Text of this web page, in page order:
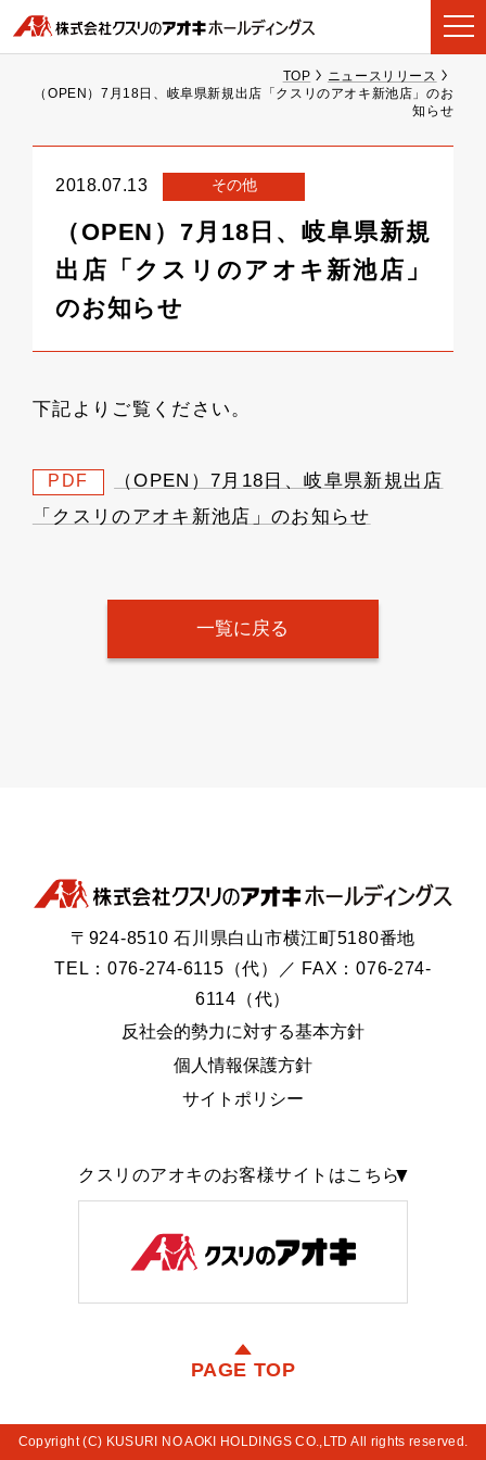
TOP
ニュースリリース
（OPEN）7月18日、岐阜県新規出店「クスリのアオキ新池店」のお
知らせ
2018.07.13 その他
（OPEN）7月18日、岐阜県新規
出店「クスリのアオキ新池店」
のお知らせ
下記よりご覧ください。
PDF
（OPEN）7月18日、岐阜県新規出店
「クスリのアオキ新池店」のお知らせ
一覧に戻る
〒924-8510 石川県白山市横江町5180番地
TEL：076-274-6115（代）／ FAX：076-274-
6114（代）
反社会的勢力に対する基本方針
個人情報保護方針
サイトポリシー
クスリのアオキのお客様サイトはこちら
PAGE TOP
Copyright (C) KUSURI NO AOKI HOLDINGS CO.,LTD All rights reserved.